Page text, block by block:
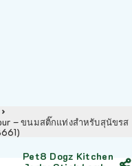
– ขนมสติ๊กแท่งสำหรับสุนัขรส
Pet8 Dogz Kitchen